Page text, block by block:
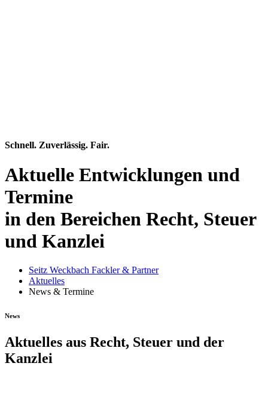
Schnell. Zuverlässig. Fair.
Aktuelle Entwicklungen und
Termine
in den Bereichen Recht, Steuer
und Kanzlei
Seitz Weckbach Fackler & Partner
Aktuelles
News & Termine
News
Aktuelles aus Recht, Steuer und der
Kanzlei